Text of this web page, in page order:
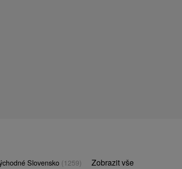
Slovensko (1259) Zobrazit vše